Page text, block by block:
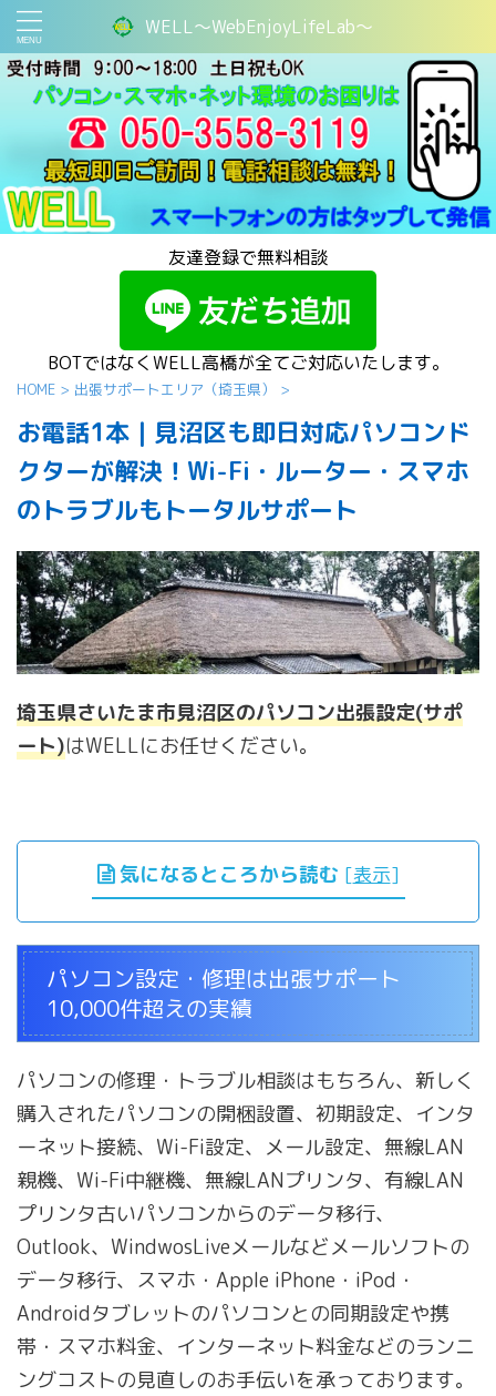
WELL～WebEnjoyLifeLab～
友達登録で無料相談
BOTではなくWELL高橋が全てご対応いたします。
HOME > 出張サポートエリア（埼玉県） >
お電話1本｜見沼区も即日対応パソコンド
クターが解決！Wi-Fi・ルーター・スマホ
のトラブルもトータルサポート
埼玉県さいたま市見沼区のパソコン出張設定(サポ
ート)はWELLにお任せください。
気になるところから読む [表示]
パソコン設定・修理は出張サポート
10,000件超えの実績
パソコンの修理・トラブル相談はもちろん、新しく
購入されたパソコンの開梱設置、初期設定、インタ
ーネット接続、Wi-Fi設定、メール設定、無線LAN
親機、Wi-Fi中継機、無線LANプリンタ、有線LAN
プリンタ古いパソコンからのデータ移行、
Outlook、WindwosLiveメールなどメールソフトの
データ移行、スマホ・Apple iPhone・iPod・
Androidタブレットのパソコンとの同期設定や携
帯・スマホ料金、インターネット料金などのランニ
ングコストの見直しのお手伝いを承っております。